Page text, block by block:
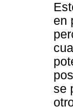
en
se